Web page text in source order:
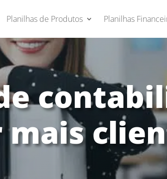
Planilhas de Produtos Planilhas